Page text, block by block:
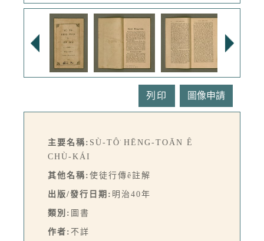
列印
主要名稱: SÙ-TÔ͘ HĒNG-TOĀN Ê
CHÙ-KÁI
其他名稱: 使徒行傳ê註解
出版/發行日期: 明治40年
類別: 圖書
作者: 不詳